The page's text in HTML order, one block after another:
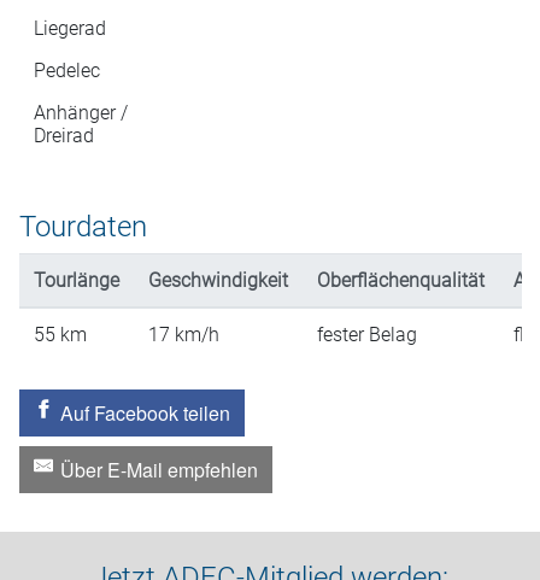
Liegerad
Pedelec
Anhänger /
Dreirad
Tourdaten
Tourlänge Geschwindigkeit Oberflächenqualität
55 km 17 km/h fester Belag
Auf Facebook teilen
Über E-Mail empfehlen